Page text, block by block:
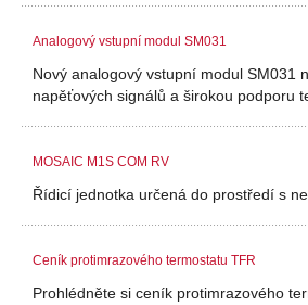
Analogový vstupní modul SM031
Nový analogový vstupní modul SM031
napěťových signálů a širokou podporu
MOSAIC M1S COM RV
Řídicí jednotka určená do prostředí s
Ceník protimrazového termostatu TFR
Prohlédněte si ceník protimrazového